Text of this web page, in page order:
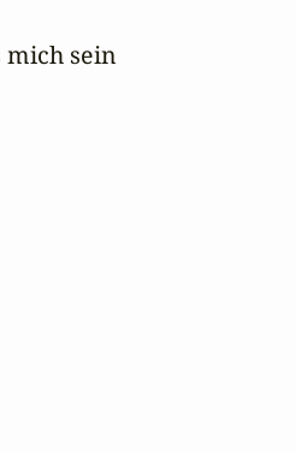
mich sein